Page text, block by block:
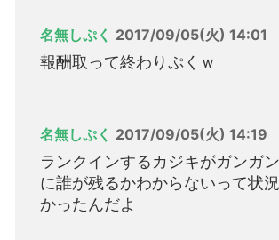
名無しぷく 2017/09/05(火) 14:01
報酬取って終わりぷくｗ
名無しぷく 2017/09/05(火) 14:19
ランクインするカジキがガンガ
に誰が残るかわからないって状
かったんだよ